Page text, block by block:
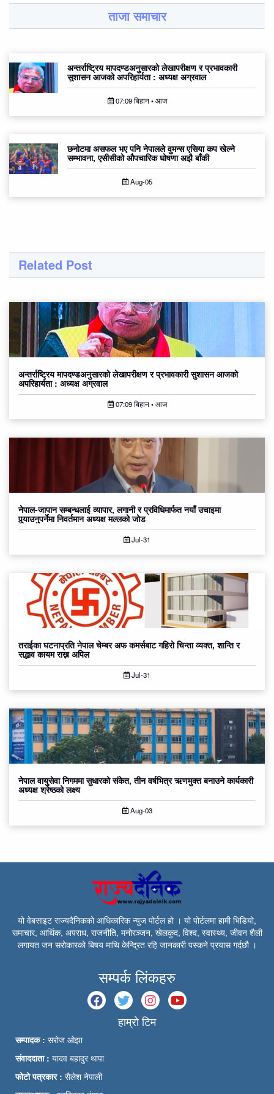
ताजा समाचार
अन्तर्राष्ट्रिय मापदण्डअनुसारको लेखापरीक्षण र प्रभावकारी
सुशासन आजको अपरिहार्यता : अध्यक्ष अग्रवाल
07:09 बिहान • आज
छनोटमा असफल भए पनि नेपालले वुमन्स एसिया कप खेल्ने
सम्भावना, एसीसीको औपचारिक घोषणा अझै बाँकी
Aug-05
Related Post
अन्तर्राष्ट्रिय मापदण्डअनुसारको लेखापरीक्षण र प्रभावकारी सुशासन आजको
अपरिहार्यता : अध्यक्ष अग्रवाल
07:09 बिहान • आज
नेपाल-जापान सम्बन्धलाई व्यापार, लगानी र प्रविधिमार्फत नयाँ उचाइमा
पुर्‍याउनुपर्नेमा निवर्तमान अध्यक्ष मल्लको जोड
Jul-31
तराईका घटनाप्रति नेपाल चेम्बर अफ कमर्सबाट गहिरो चिन्ता व्यक्त, शान्ति र
सद्भाव कायम राख्न अपिल
Jul-31
नेपाल वायुसेवा निगममा सुधारको संकेत, तीन वर्षभित्र ऋणमुक्त बनाउने कार्यकारी
अध्यक्ष श्रेष्ठको लक्ष्य
Aug-03
यो वेबसाइट राज्यदैनिकको आधिकारिक न्युज पोर्टल हो । यो पोर्टलमा हामी भिडियो,
समाचार, आर्थिक, अपराध, राजनीति, मनोरञ्जन, खेलकुद, विश्व, स्वास्थ्य, जीवन शैली
लगायत जन सरोकारको बिषय माथि केन्द्रित रहि जानकारी पस्कने प्रयास गर्दछौ ।
सम्पर्क लिंकहरु
हाम्रो टिम
सम्पादक : सरोज ओझा
संवाददाता : यादव बहादुर थापा
फोटो पत्रकार : सैलेश नेपाली